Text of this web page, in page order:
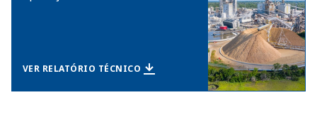
VER RELATÓRIO TÉCNICO​